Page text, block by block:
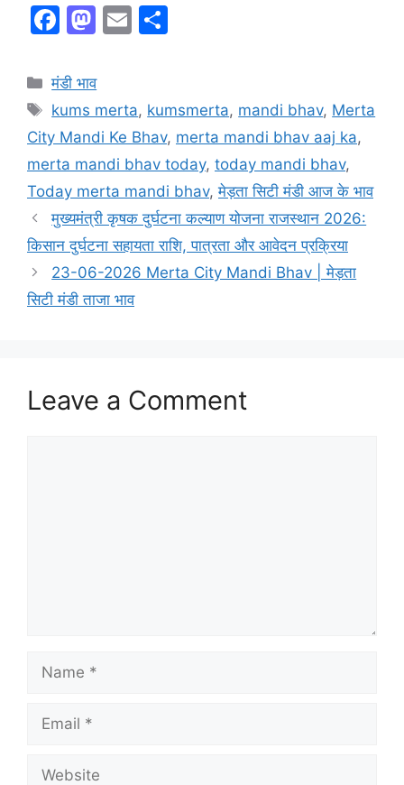
F
c
e
b
o
o
k
M
st
o
d
o
n
E
l
e
Categories
मंडी भाव
Tags
kums merta, kumsmerta, mandi bhav, Merta
City Mandi Ke Bhav, merta mandi bhav aaj ka,
merta mandi bhav today, today mandi bhav,
Today merta mandi bhav,मेड़ता सिटी मंडी आज के भाव
मुख्यमंत्री कृषक दुर्घटना कल्याण योजना राजस्थान 2026:
किसान दुर्घटना सहायता राशि, पात्रता और आवेदन प्रक्रिया
23-06-2026 Merta City Mandi Bhav | मेड़ता
सिटी मंडी ताजा भाव
Leave a Comment